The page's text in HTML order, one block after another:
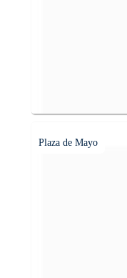
Plaza de Mayo